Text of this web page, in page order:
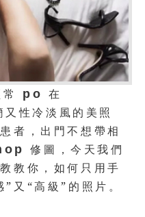
po 在
又性冷淡風的美照
者，出門不想帶相
修圖，今天我們
教你，如何只用手
又“高級”的照片。